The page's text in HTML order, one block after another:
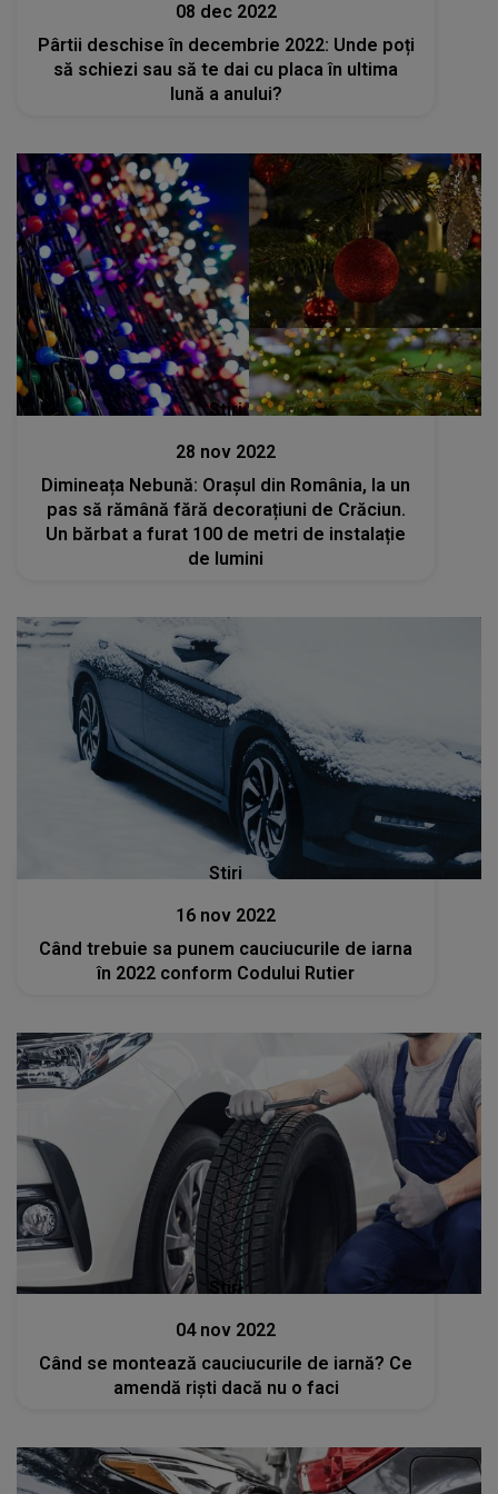
08 dec 2022
Pârtii deschise în decembrie 2022: Unde poți
să schiezi sau să te dai cu placa în ultima
lună a anului?
Stiri
28 nov 2022
Dimineața Nebună: Orașul din România, la un
pas să rămână fără decorațiuni de Crăciun.
Un bărbat a furat 100 de metri de instalație
de lumini
Stiri
16 nov 2022
Când trebuie sa punem cauciucurile de iarna
în 2022 conform Codului Rutier
Stiri
04 nov 2022
Când se montează cauciucurile de iarnă? Ce
amendă riști dacă nu o faci